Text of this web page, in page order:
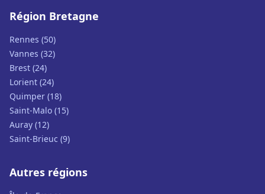
Région Bretagne
Rennes (50)
Vannes (32)
Brest (24)
Lorient (24)
Quimper (18)
Saint-Malo (15)
Auray (12)
Saint-Brieuc (9)
Autres régions